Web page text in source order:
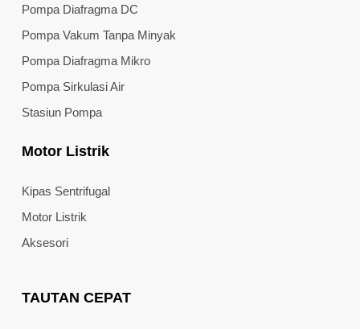
Pompa Diafragma DC
Pompa Vakum Tanpa Minyak
Pompa Diafragma Mikro
Pompa Sirkulasi Air
Stasiun Pompa
Motor Listrik
Kipas Sentrifugal
Motor Listrik
Aksesori
TAUTAN CEPAT